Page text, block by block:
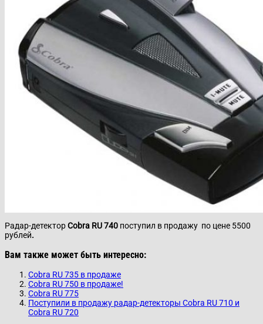
Радар-детекторCobra RU 740 поступил в продажу по цене 5500
рублей.
Вам также может быть интересно:
Cobra RU 735 в продаже
Cobra RU 750 в продаже!
Cobra RU 775
Поступили в продажу радар-детекторы Cobra RU 710 и
Cobra RU 720